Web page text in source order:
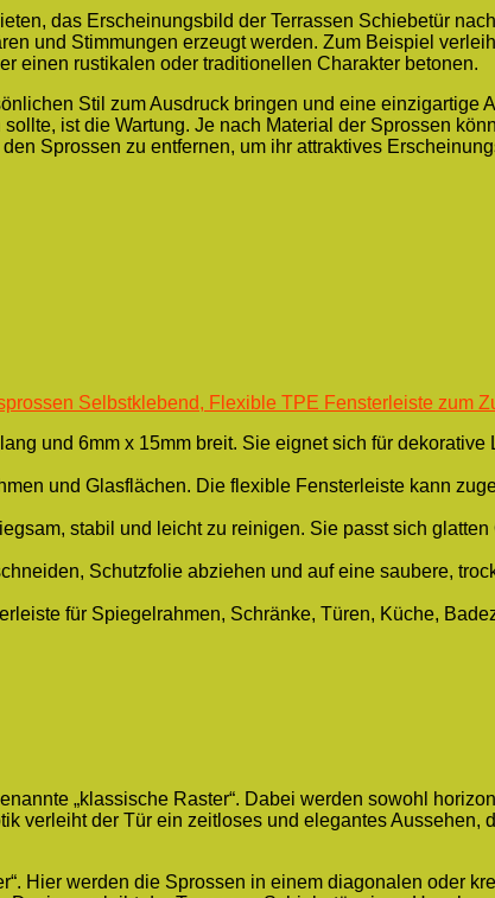
das Erscheinungsbild der Terrassen Schiebetür
und Stimmungen erzeugt werden. Zum Beispiel
einen rustikalen oder traditionellen Charakter betonen.
Stil zum Ausdruck bringen und eine einzigartige
ist die Wartung. Je nach Material der Sprossen
Sprossen zu entfernen, um ihr attraktives
Selbstklebend, Flexible TPE Fensterleiste zum
und 6mm x 15mm breit. Sie eignet sich für
und Glasflächen. Die flexible Fensterleiste kann
stabil und leicht zu reinigen. Sie passt sich
Schutzfolie abziehen und auf eine saubere,
für Spiegelrahmen, Schränke, Türen, Küche,
„klassische Raster“. Dabei werden sowohl
verleiht der Tür ein zeitloses und elegantes Aussehen,
Hier werden die Sprossen in einem diagonalen oder